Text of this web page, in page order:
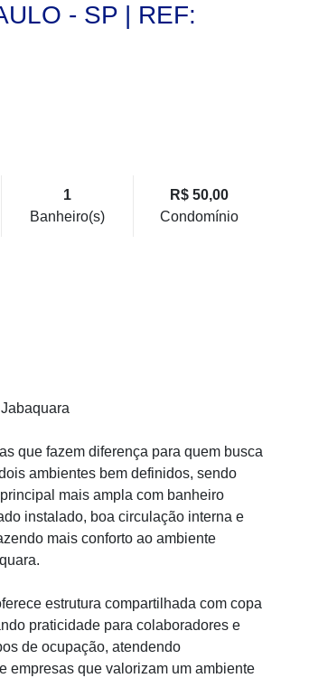
- SP | REF:
1
Banheiro(s)
R$ 50,00
Condomínio
que fazem diferença para quem busca
ambientes bem definidos, sendo
mais ampla com banheiro
instalado, boa circulação interna e
mais conforto ao ambiente
estrutura compartilhada com copa
praticidade para colaboradores e
de ocupação, atendendo
empresas que valorizam um ambiente